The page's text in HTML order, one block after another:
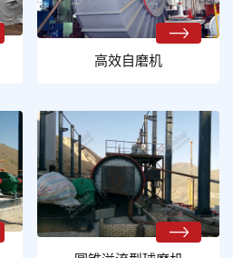
高效自磨机